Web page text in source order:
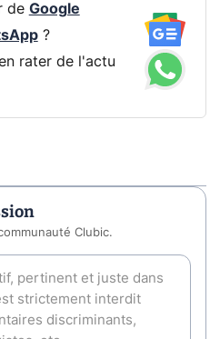
de Google
?
rater de l'actu
Clubic.